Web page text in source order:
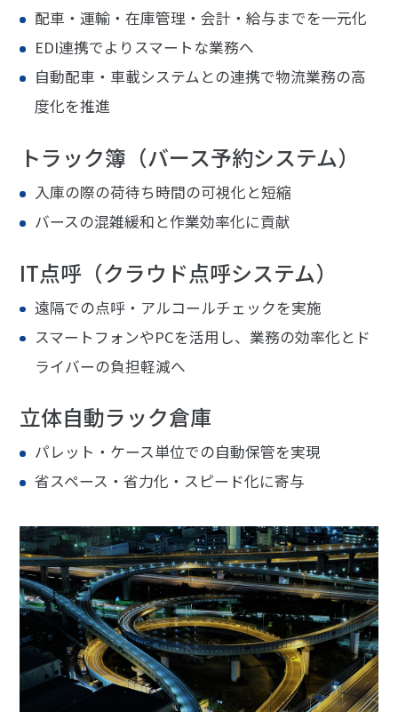
配車・運輸・在庫管理・会計・給与までを一元化
EDI連携でよりスマートな業務へ
自動配車・車載システムとの連携で物流業務の高
度化を推進
トラック簿（バース予約システム）
入庫の際の荷待ち時間の可視化と短縮
バースの混雑緩和と作業効率化に貢献
IT点呼（クラウド点呼システム）
遠隔での点呼・アルコールチェックを実施
スマートフォンやPCを活用し、業務の効率化とド
ライバーの負担軽減へ
立体自動ラック倉庫
パレット・ケース単位での自動保管を実現
省スペース・省力化・スピード化に寄与